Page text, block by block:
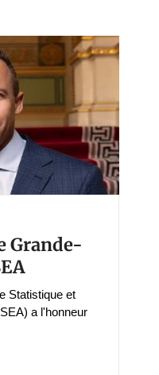
Grande-
Statistique et
a l'honneur